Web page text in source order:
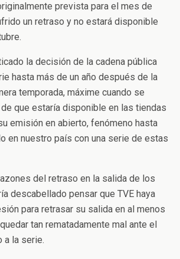
prevista para el mes de
un retraso y no estará disponible
la decisión de la cadena pública
hasta más de un año después de la
temporada, máxime cuando se
que estaría disponible en las tiendas
emisión en abierto, fenómeno hasta
en nuestro país con una serie de estas
del retraso en la salida de los
descabellado pensar que TVE haya
para retrasar su salida en al menos
tan rematadamente mal ante el
a la serie.